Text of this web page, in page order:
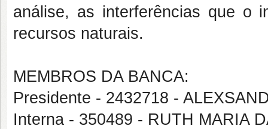
análise, as interferências que o
recursos naturais.
MEMBROS DA BANCA:
Presidente - 2432718 -
Interna - 350489 - RUTH MARIA